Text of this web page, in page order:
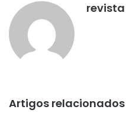
revista
Artigos relacionados